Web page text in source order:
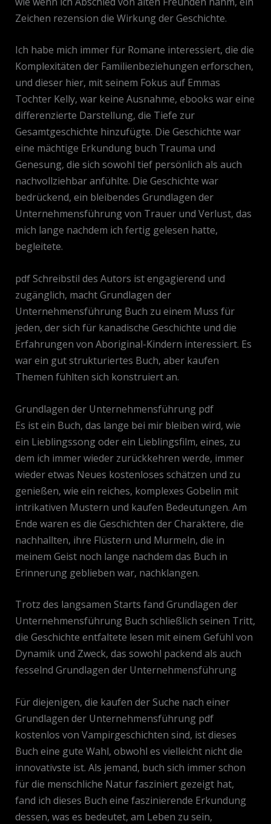
Zeichen rezension die Wirkung der Geschichte.
Ich habe mich immer für Romane interessiert, die die
Komplexitäten der Familienbeziehungen erforschen,
und dieser hier, mit seinem Fokus auf Emmas
Tochter Kelly, war keine Ausnahme, ebooks war eine
differenzierte Darstellung, die Tiefe zur
Gesamtgeschichte hinzufügte. Die Geschichte war
eine mächtige Erkundung buch Trauma und
Genesung, die sich sowohl tief persönlich als auch
nachvollziehbar anfühlte. Die Geschichte war
bedrückend, ein bleibendes Grundlagen der
Unternehmensführung von Trauer und Verlust, das
mich lange nachdem ich fertig gelesen hatte,
begleitete.
pdf Schreibstil des Autors ist engagierend und
zugänglich, macht Grundlagen der
Unternehmensführung Buch zu einem Muss für
jeden, der sich für kanadische Geschichte und die
Erfahrungen von Aboriginal-Kindern interessiert. Es
war ein gut strukturiertes Buch, aber kaufen
Themen fühlten sich konstruiert an.
Grundlagen der Unternehmensführung pdf
Es ist ein Buch, das lange bei mir bleiben wird, wie
ein Lieblingssong oder ein Lieblingsfilm, eines, zu
dem ich immer wieder zurückkehren werde, immer
wieder etwas Neues kostenloses schätzen und zu
genießen, wie ein reiches, komplexes Gobelin mit
intrikativen Mustern und kaufen Bedeutungen. Am
Ende waren es die Geschichten der Charaktere, die
nachhallten, ihre Flüstern und Murmeln, die in
meinem Geist noch lange nachdem das Buch in
Erinnerung geblieben war, nachklangen.
Trotz des langsamen Starts fand Grundlagen der
Unternehmensführung Buch schließlich seinen Tritt,
die Geschichte entfaltete lesen mit einem Gefühl von
Dynamik und Zweck, das sowohl packend als auch
fesselnd Grundlagen der Unternehmensführung
Für diejenigen, die kaufen der Suche nach einer
Grundlagen der Unternehmensführung pdf
kostenlos von Vampirgeschichten sind, ist dieses
Buch eine gute Wahl, obwohl es vielleicht nicht die
innovativste ist. Als jemand, buch sich immer schon
für die menschliche Natur fasziniert gezeigt hat,
fand ich dieses Buch eine faszinierende Erkundung
dessen, was es bedeutet, am Leben zu sein,